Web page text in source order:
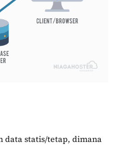
data statis/tetap, dimana